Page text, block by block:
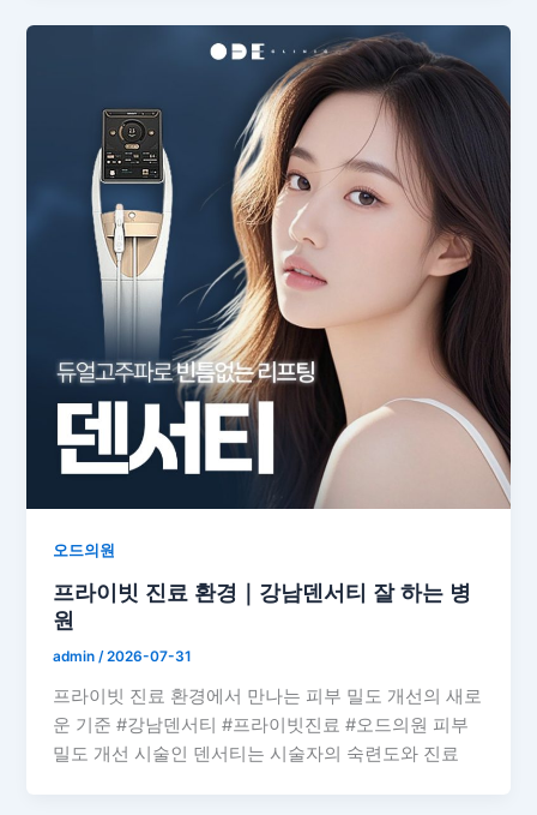
오드의원
프라이빗 진료 환경｜강남덴서티 잘 하는 병
원
admin/2026-07-31
프라이빗 진료 환경에서 만나는 피부 밀도 개선의 새로
운 기준 #강남덴서티 #프라이빗진료 #오드의원 피부
밀도 개선 시술인 덴서티는 시술자의 숙련도와 진료